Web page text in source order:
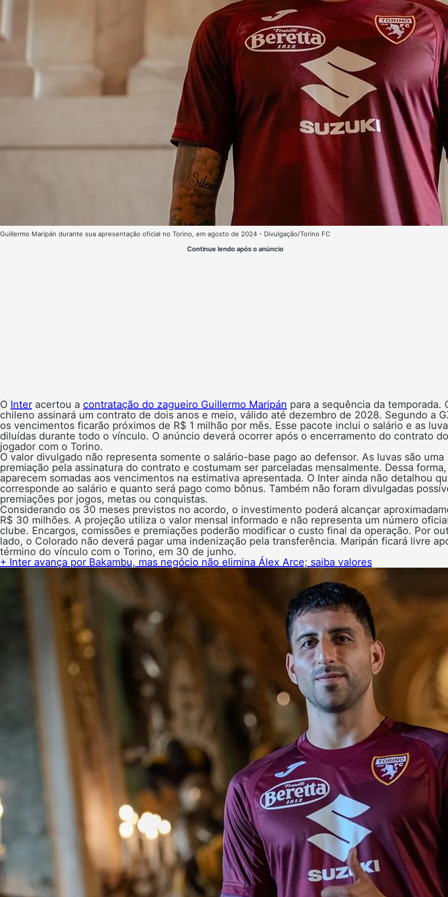
Guillermo Maripán durante sua apresentação oficial no Torino, em agosto de 2024 - Divulgação/Torino FC
Continue lendo após o anúncio
O Inter acertou a contratação do zagueiro Guillermo Maripán para a sequência da temporada.
chileno assinará um contrato de dois anos e meio, válido até dezembro de 2028. Segundo a
os vencimentos ficarão próximos de R$ 1 milhão por mês. Esse pacote inclui o salário e as
diluídas durante todo o vínculo. O anúncio deverá ocorrer após o encerramento do contrato do
jogador com o Torino.
O valor divulgado não representa somente o salário-base pago ao defensor. As luvas são uma
premiação pela assinatura do contrato e costumam ser parceladas mensalmente. Dessa
aparecem somadas aos vencimentos na estimativa apresentada. O Inter ainda não detalhou
corresponde ao salário e quanto será pago como bônus. Também não foram divulgadas
premiações por jogos, metas ou conquistas.
Considerando os 30 meses previstos no acordo, o investimento poderá alcançar
R$ 30 milhões. A projeção utiliza o valor mensal informado e não representa um número
clube. Encargos, comissões e premiações poderão modificar o custo final da operação. Por
lado, o Colorado não deverá pagar uma indenização pela transferência. Maripán ficará livre
término do vínculo com o Torino, em 30 de junho.
+ Inter avança por Bakambu, mas negócio não elimina Álex Arce; saiba valores